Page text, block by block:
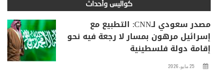
كواليس وأحداث
مصدر سعودي لـCNN: التطبيع مع
إسرائيل مرهون بمسار لا رجعة فيه نحو
إقامة دولة فلسطينية
25 مايو، 2026